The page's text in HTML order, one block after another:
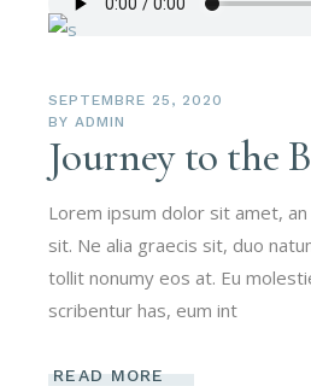
SEPTEMBRE 25, 2020
BY ADMIN
Journey to the
Lorem ipsum dolor sit amet,
sit. Ne alia graecis sit, duo
tollit nonumy eos at. Eu
scribentur has, eum int
READ MORE